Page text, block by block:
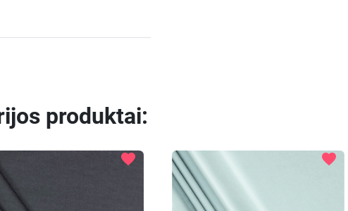
produktai:
favorite favorite